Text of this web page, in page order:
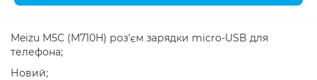
Meizu M5C (M710H) роз'єм зарядки micro-USB для
телефона;
Новий;